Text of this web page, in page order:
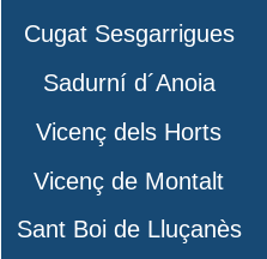
Cugat Sesgarrigues
Sadurní d´Anoia
Vicenç dels Horts
Vicenç de Montalt
Sant Boi de Lluçanès